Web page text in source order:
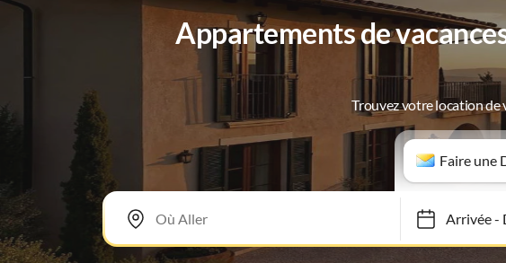
Appartements de
Trouvez votre location de
Faire une
Arrivée-